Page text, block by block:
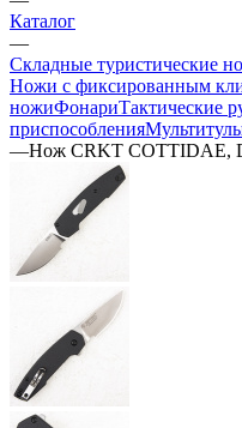
Каталог
—
Складные туристические
Ножи с фиксированным
ножиФонариТактические
приспособления
—Нож CRKT COTTIDAE,